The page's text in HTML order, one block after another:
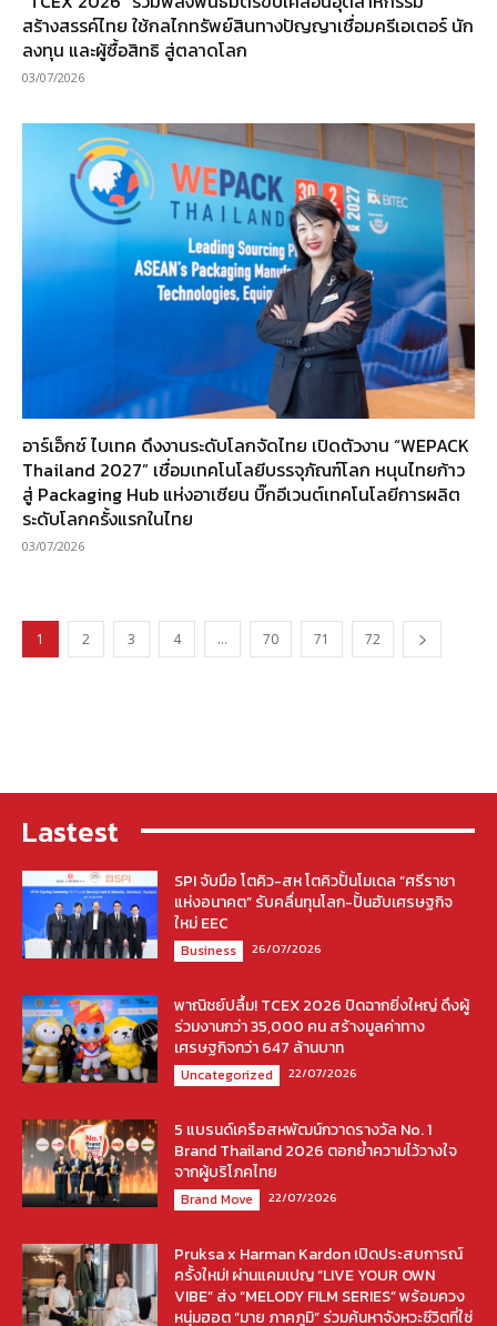
สร้างสรรค์ไทย ใช้กลไกทรัพย์สินทางปัญญาเชื่อมครีเอเตอร์ นัก
ลงทุน และผู้ซื้อสิทธิ สู่ตลาดโลก
03/07/2026
อาร์เอ็กซ์ ไบเทค ดึงงานระดับโลกจัดไทย เปิดตัวงาน “WEPACK
Thailand 2027” เชื่อมเทคโนโลยีบรรจุภัณฑ์โลก หนุนไทยก้าว
สู่ Packaging Hub แห่งอาเซียน บิ๊กอีเวนต์เทคโนโลยีการผลิต
ระดับโลกครั้งแรกในไทย
03/07/2026
1 2 3 4 … 70 71 72
Lastest
SPI จับมือ โตคิว-สห โตคิวปั้นโมเดล “ศรีราชา
แห่งอนาคต” รับคลื่นทุนโลก-ปั้นฮับเศรษฐกิจ
ใหม่ EEC
Business 26/07/2026
พาณิชย์ปลื้ม! TCEX 2026 ปิดฉากยิ่งใหญ่ ดึงผู้
ร่วมงานกว่า 35,000 คน สร้างมูลค่าทาง
เศรษฐกิจกว่า 647 ล้านบาท
Uncategorized 22/07/2026
5 แบรนด์เครือสหพัฒน์กวาดรางวัล No. 1
Brand Thailand 2026 ตอกย้ำความไว้วางใจ
จากผู้บริโภคไทย
Brand Move 22/07/2026
Pruksa x Harman Kardon เปิดประสบการณ์
ครั้งใหม่! ผ่านแคมเปญ “LIVE YOUR OWN
VIBE” ส่ง “MELODY FILM SERIES” พร้อมควง
หนุ่มฮอต “มาย ภาคภูมิ” ร่วมค้นหาจังหวะชีวิตที่ใช่